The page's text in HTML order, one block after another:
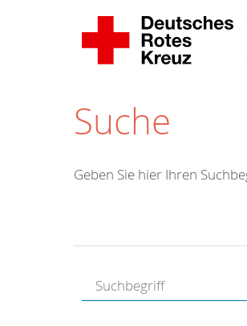
Suche
Geben Sie hier Ihren